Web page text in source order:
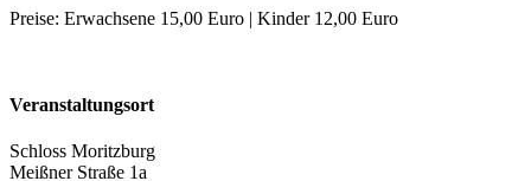
Preise: Erwachsene 15,00 Euro | Kinder 12,00 Euro
Veranstaltungsort
Schloss Moritzburg
Meißner Straße 1a